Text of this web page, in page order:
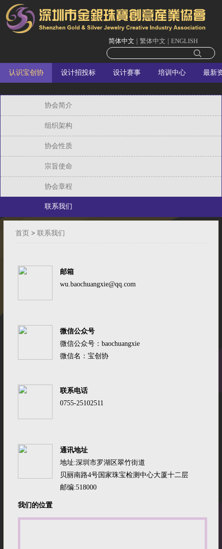
简体中文 | 繁体中文 | ENGLISH
认识宝创协 设计招投标 设计赛事 培训中心 最新
协会简介
组织架构
协会性质
宗旨使命
协会章程
联系我们
首页 > 联系我们
邮箱
wu.baochuangxie@qq.com
微信公众号
微信公众号：baochuangxie
微信名：宝创协
联系电话
0755-25102511
通讯地址
地址:深圳市罗湖区翠竹街道
贝丽南路4号国家珠宝检测中心大厦十二层
邮编:518000
我们的位置